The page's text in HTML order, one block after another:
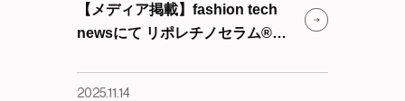
【メディア掲載】fashion tech
newsにて リポレチノセラム®が
2025.11.14